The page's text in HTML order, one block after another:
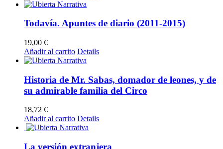
Todavía. Apuntes de diario (2011-2015)
19,00 €
Añadir al carrito Details
Historia de Mr. Sabas, domador de leones, y de
su admirable familia del Circo
18,72 €
Añadir al carrito Details
La versión extranjera